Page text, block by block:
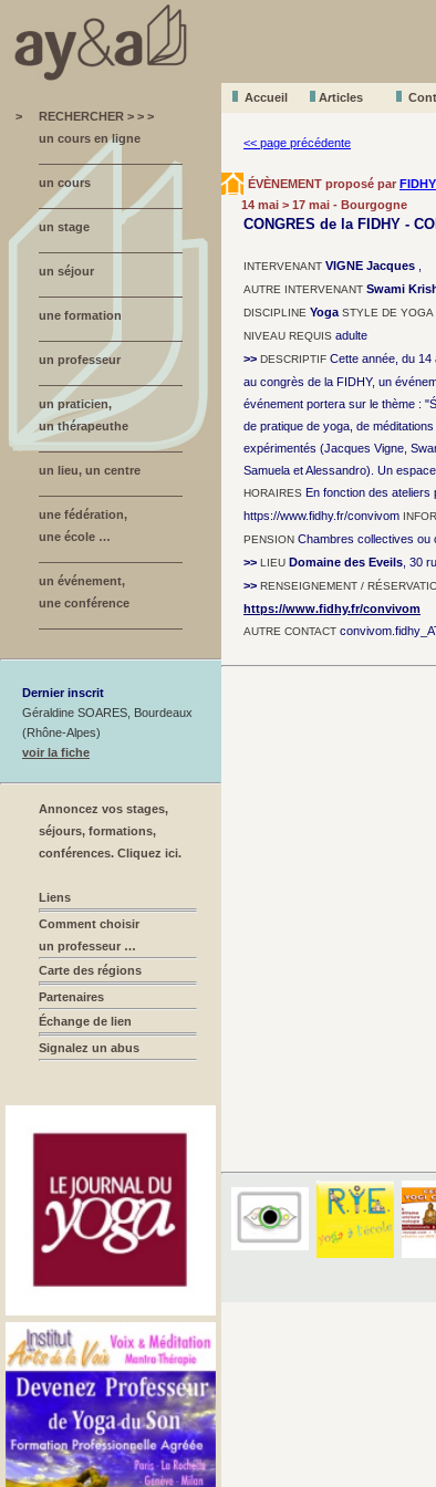
Accueil Articles
>
RECHERCHER > > >
un cours en ligne
un cours
un stage
un séjour
une formation
un professeur
un praticien,
un thérapeuthe
un lieu, un centre
une fédération,
une école …
un événement,
une conférence
Dernier inscrit
Géraldine SOARES, Bourdeaux
(Rhône-Alpes)
voir la fiche
Annoncez vos stages,
séjours, formations,
conférences. Cliquez ici.
Liens
Comment choisir
un professeur …
Carte des régions
Partenaires
Échange de lien
Signalez un abus
<< page précédente
ÉVÈNEMENT proposé par FIDHY
14 mai > 17 mai - Bourgogne
CONGRES de la FIDHY -
INTERVENANT VIGNE Jacques
AUTRE INTERVENANT Swami
DISCIPLINE Yoga STYLE DE YOGA
NIVEAU REQUIS adulte
>> DESCRIPTIF Cette année, du 14
au congrès de la FIDHY, un
événement portera sur le thème :
de pratique de yoga, de
expérimentés (Jacques Vigne,
Samuela et Alessandro). Un
HORAIRES En fonction des ateliers
https://www.fidhy.fr/convivom
PENSION Chambres collectives ou
>> LIEU Domaine des Eveils , 30
>> RENSEIGNEMENT /
https://www.fidhy.fr/convivom
AUTRE CONTACT